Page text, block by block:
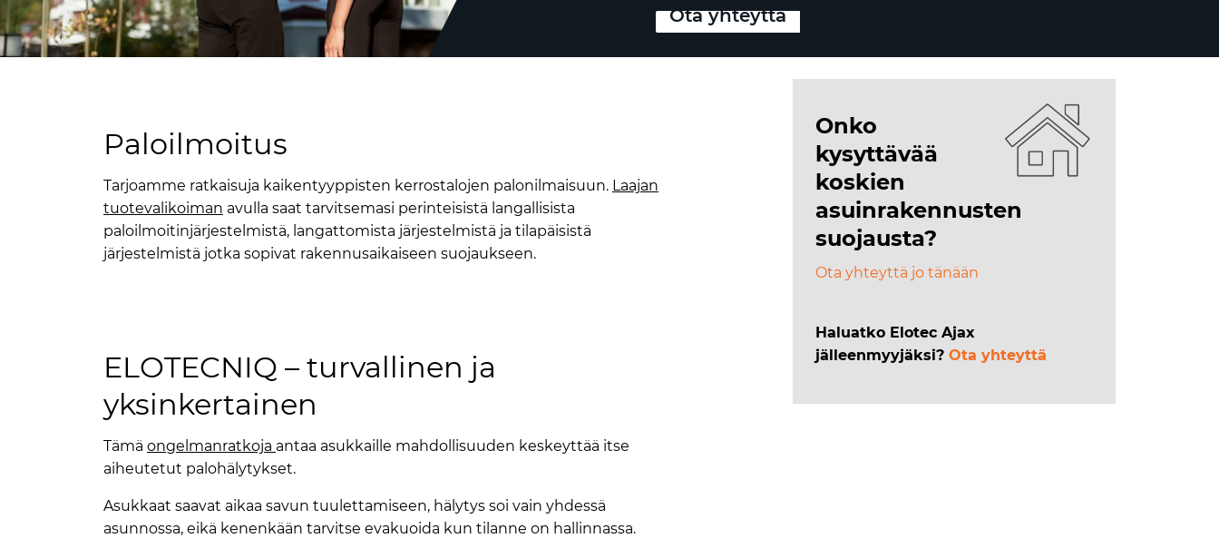
Ota yhteyttä
Paloilmoitus
Tarjoamme ratkaisuja kaikentyyppisten kerrostalojen palonilmaisuun. Laajan
tuotevalikoiman avulla saat tarvitsemasi perinteisistä langallisista
paloilmoitinjärjestelmistä, langattomista järjestelmistä ja tilapäisistä
järjestelmistä jotka sopivat rakennusaikaiseen suojaukseen.
ELOTECNIQ – turvallinen ja
yksinkertainen
Tämä ongelmanratkoja antaa asukkaille mahdollisuuden keskeyttää itse
aiheutetut palohälytykset.
Asukkaat saavat aikaa savun tuulettamiseen, hälytys soi vain yhdessä
asunnossa, eikä kenenkään tarvitse evakuoida kun tilanne on hallinnassa.
Onko
kysyttävää
koskien
asuinrakennusten
suojausta?
Ota yhteyttä jo tänään
Haluatko Elotec Ajax
jälleenmyyjäksi? Ota yhteyttä